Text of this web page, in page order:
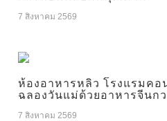
7 สิงหาคม 2569
ห้องอาหารหลิว โรงแรมคอ
ฉลองวันแม่ด้วยอาหารจีนก
7 สิงหาคม 2569